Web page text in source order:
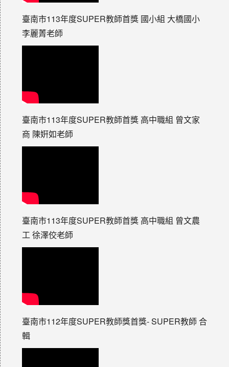
臺南市113年度SUPER教師首獎 國小組 大橋國小
李麗菁老師
臺南市113年度SUPER教師首獎 高中職組 曾文家
商 陳姸如老師
臺南市113年度SUPER教師首獎 高中職組 曾文農
工 徐澤佼老師
臺南市112年度SUPER教師獎首獎- SUPER教師 合
輯